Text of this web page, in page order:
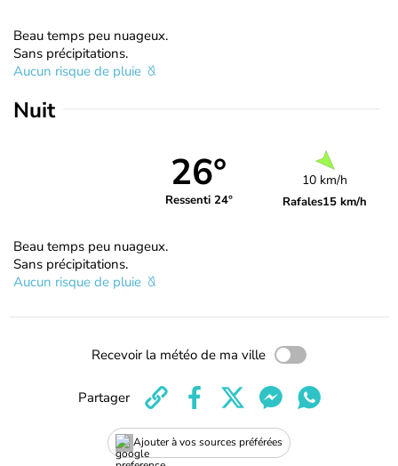
Beau temps peu nuageux.
Sans précipitations.
Aucun risque de pluie
Nuit
26°
Ressenti 24°
10 km/h
Rafales15 km/h
Beau temps peu nuageux.
Sans précipitations.
Aucun risque de pluie
Recevoir la météo de ma ville
Ajouter à vos sources préférées
Partager